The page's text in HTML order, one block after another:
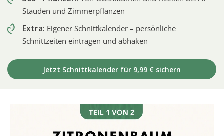
Stauden und Zimmerpflanzen
Extra: Eigener Schnittkalender – persönliche
Schnittzeiten eintragen und abhaken
Jetzt Schnittkalender für 9,99 € sichern